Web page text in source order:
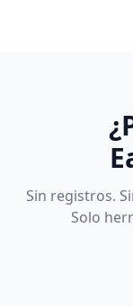
Sin registros.
Solo